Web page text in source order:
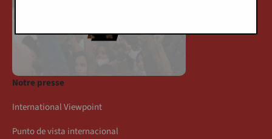
Notre presse
International Viewpoint
Punto de vista internacional